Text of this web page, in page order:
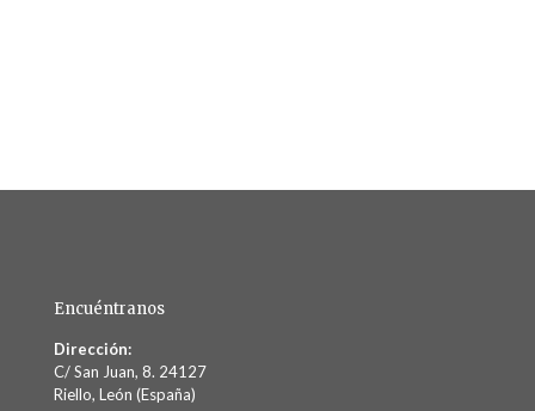
Encuéntranos
Dirección:
C/ San Juan, 8. 24127
Riello, León (España)